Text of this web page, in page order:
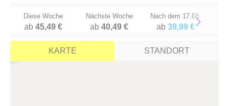
Diese Woche
ab45,49 €
Nächste Woche
ab40,49 €
Nach dem 17.08.
ab 39,99 €Next
KARTE STANDORT